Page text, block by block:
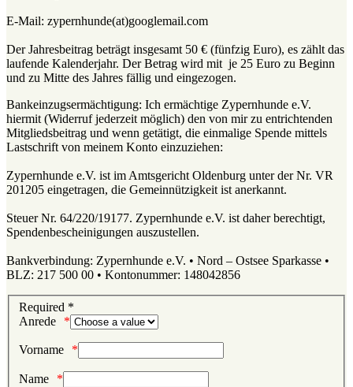
E-Mail: zypernhunde(at)googlemail.com
Der Jahresbeitrag beträgt insgesamt 50 € (fünfzig Euro), es zählt das
laufende Kalenderjahr. Der Betrag wird mit je 25 Euro zu Beginn
und zu Mitte des Jahres fällig und eingezogen.
Bankeinzugsermächtigung: Ich ermächtige Zypernhunde e.V.
hiermit (Widerruf jederzeit möglich) den von mir zu entrichtenden
Mitgliedsbeitrag und wenn getätigt, die einmalige Spende mittels
Lastschrift von meinem Konto einzuziehen:
Zypernhunde e.V. ist im Amtsgericht Oldenburg unter der Nr. VR
201205 eingetragen, die Gemeinnützigkeit ist anerkannt.
Steuer Nr. 64/220/19177. Zypernhunde e.V. ist daher berechtigt,
Spendenbescheinigungen auszustellen.
Bankverbindung: Zypernhunde e.V. • Nord – Ostsee Sparkasse •
BLZ: 217 500 00 • Kontonummer: 148042856
Required *
Anrede
Vorname
Name